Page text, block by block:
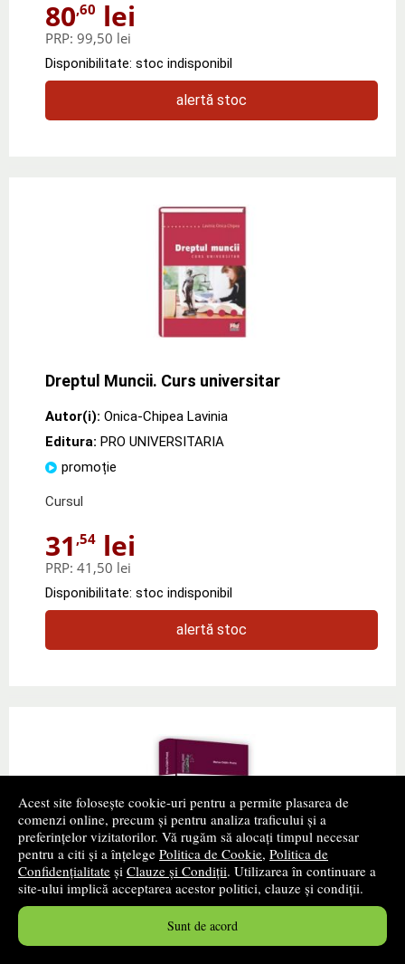
Acest site folosește cookie-uri pentru a permite plasarea de
comenzi online, precum și pentru analiza traficului și a
preferințelor vizitatorilor. Vă rugăm să alocați timpul necesar
pentru a citi și a înțelege Politica de Cookie, Politica de
Confidențialitate și Clauze și Condiții. Utilizarea în continuare a
site-ului implică acceptarea acestor politici, clauze și condiții.
Sunt de acord
80,60 lei
PRP: 99,50 lei
Disponibilitate: stoc indisponibil
alertă stoc
Dreptul Muncii. Curs universitar
Autor(i): Onica-Chipea Lavinia
Editura: PRO UNIVERSITARIA
promoție
Cursul
31 ,54 lei
PRP: 41,50 lei
Disponibilitate: stoc indisponibil
alertă stoc
Codul muncii comentat. Editia a III-a,
completata si revizuita - 2022